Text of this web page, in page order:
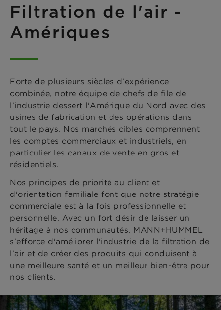
Filtration de l'air -
Amériques
Forte de plusieurs siècles d'expérience
combinée, notre équipe de chefs de file de
l'industrie dessert l'Amérique du Nord avec des
usines de fabrication et des opérations dans
tout le pays. Nos marchés cibles comprennent
les comptes commerciaux et industriels, en
particulier les canaux de vente en gros et
résidentiels.
Nos principes de priorité au client et
d'orientation familiale font que notre stratégie
commerciale est à la fois professionnelle et
personnelle. Avec un fort désir de laisser un
héritage à nos communautés, MANN+HUMMEL
s'efforce d'améliorer l'industrie de la filtration de
l'air et de créer des produits qui conduisent à
une meilleure santé et un meilleur bien-être pour
nos clients.